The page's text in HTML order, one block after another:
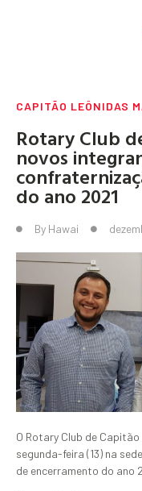
CAPITÃO LEÔNIDAS
Rotary Club
novos
do ano 2021
By Hawai
O Rotary Club de
segunda-feira (13) na
de encerramento do ano